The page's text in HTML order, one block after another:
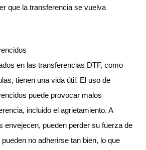
que la transferencia se vuelva
en las transferencias DTF, como
tienen una vida útil. El uso de
puede provocar malos
incluido el agrietamiento. A
envejecen, pueden perder su fuerza de
no adherirse tan bien, lo que